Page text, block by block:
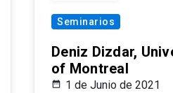
Seminarios
Deniz Dizdar,
of Montreal
1 de Junio de 2021